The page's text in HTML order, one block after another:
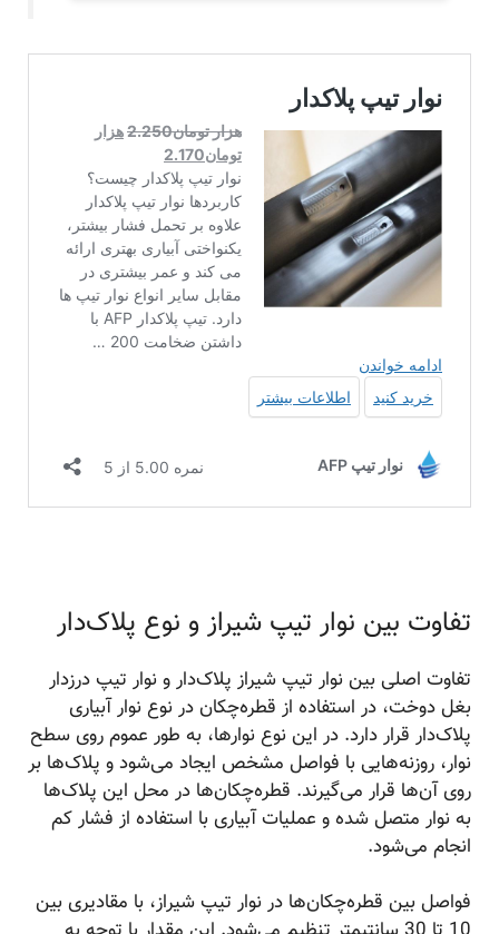
تفاوت بین نوار تیپ شیراز و نوع پلاک‌دار
تفاوت اصلی بین نوار تیپ شیراز پلاک‌دار و نوار تیپ درزدار
بغل دوخت، در استفاده از قطره‌چکان در نوع نوار آبیاری
پلاک‌دار قرار دارد. در این نوع نوارها، به طور عموم روی سطح
نوار، روزنه‌هایی با فواصل مشخص ایجاد می‌شود و پلاک‌ها بر
روی آن‌ها قرار می‌گیرند. قطره‌چکان‌ها در محل این پلاک‌ها
به نوار متصل شده و عملیات آبیاری با استفاده از فشار کم
انجام می‌شود.
فواصل بین قطره‌چکان‌ها در نوار تیپ شیراز، با مقادیری بین